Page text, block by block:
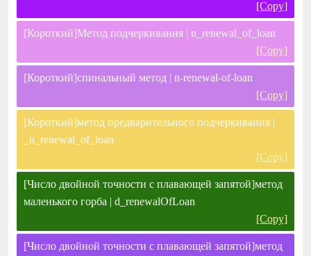
[Copy]
[Короткий]Метод подчеркивания | n_renewal_of_loan
[Copy]
[Короткий]спинальный метод | n-renewal-of-loan
[Copy]
[Короткий]метод предварительного подчеркивания |
_n_renewal_of_loan
[Copy]
[Число двойной точности с плавающей запятой]метод
маленького горба | d_renewalOfLoan
[Copy]
[Число двойной точности с плавающей запятой]метод